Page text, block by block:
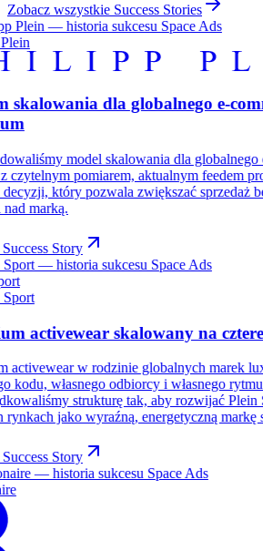
Zobacz wszystkie Success Stories
skalowania dla globalnego e-
model skalowania dla globalnego
czytelnym pomiarem, aktualnym feedem
który pozwala zwiększać sprzedaż
marką.
Story
activewear skalowany na
activewear w rodzinie globalnych marek
kodu, własnego odbiorcy i własnego
strukturę tak, aby rozwijać Plein
rynkach jako wyraźną, energetyczną markę
Story